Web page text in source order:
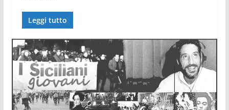
Leggi tutto